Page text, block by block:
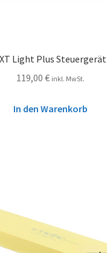
Light Plus Steuergerät
119,00 € inkl. MwSt.
In den Warenkorb